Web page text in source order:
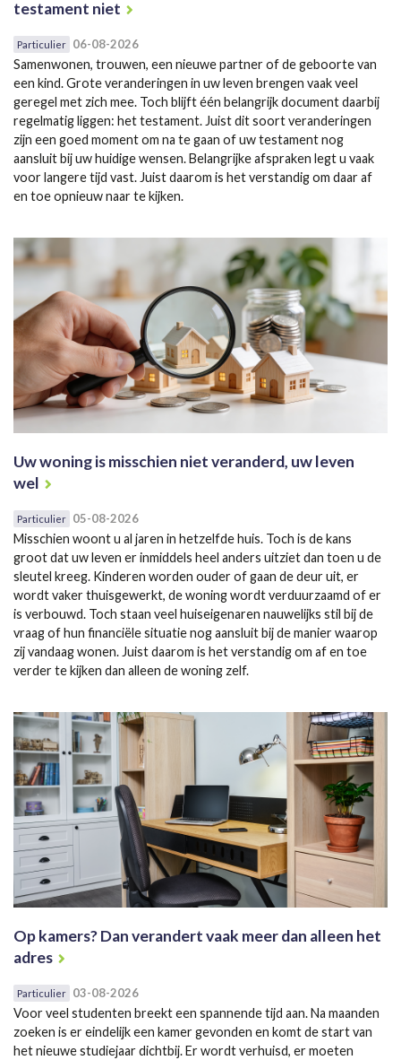
testament niet
Particulier 06-08-2026
Samenwonen, trouwen, een nieuwe partner of de geboorte van
een kind. Grote veranderingen in uw leven brengen vaak veel
geregel met zich mee. Toch blijft één belangrijk document daarbij
regelmatig liggen: het testament. Juist dit soort veranderingen
zijn een goed moment om na te gaan of uw testament nog
aansluit bij uw huidige wensen. Belangrijke afspraken legt u vaak
voor langere tijd vast. Juist daarom is het verstandig om daar af
en toe opnieuw naar te kijken.
Uw woning is misschien niet veranderd, uw leven
wel
Particulier 05-08-2026
Misschien woont u al jaren in hetzelfde huis. Toch is de kans
groot dat uw leven er inmiddels heel anders uitziet dan toen u de
sleutel kreeg. Kinderen worden ouder of gaan de deur uit, er
wordt vaker thuisgewerkt, de woning wordt verduurzaamd of er
is verbouwd. Toch staan veel huiseigenaren nauwelijks stil bij de
vraag of hun financiële situatie nog aansluit bij de manier waarop
zij vandaag wonen. Juist daarom is het verstandig om af en toe
verder te kijken dan alleen de woning zelf.
Op kamers? Dan verandert vaak meer dan alleen het
adres
Particulier 03-08-2026
Voor veel studenten breekt een spannende tijd aan. Na maanden
zoeken is er eindelijk een kamer gevonden en komt de start van
het nieuwe studiejaar dichtbij. Er wordt verhuisd, er moeten